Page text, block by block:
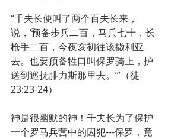
“千夫长便叫了两个百夫长来，
说，‘预备步兵二百，马兵七十，长
枪手二百，今夜亥初往该撒利亚
去。也要预备牲口叫保罗骑上，护
送到巡抚腓力斯那里去。’”（徒
23:23-24）
神是很幽默的神！千夫长为了保护
一个罗马兵营中的囚犯---保罗，竟